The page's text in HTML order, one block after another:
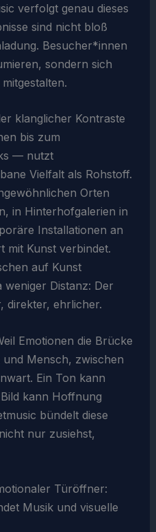
verfolgt genau dieses
sind nicht bloß
Besucher*innen
sondern sich
klanglicher Kontraste
bis zum
— nutzt
Vielfalt als Rohstoff.
Orten
in Hinterhofgalerien in
Installationen an
mit Kunst verbindet.
auf Kunst
weniger Distanz: Der
direkter, ehrlicher.
Emotionen die Brücke
Mensch, zwischen
Ein Ton kann
kann Hoffnung
bündelt diese
nur zusiehst,
Türöffner:
Musik und visuelle